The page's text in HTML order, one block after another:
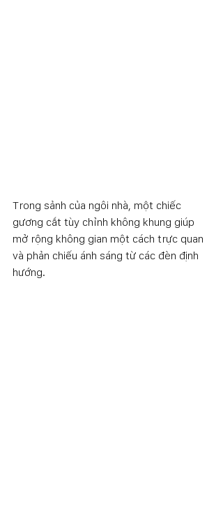
Trong sảnh của ngôi nhà, một chiếc
gương cắt tùy chỉnh không khung giúp
mở rộng không gian một cách trực quan
và phản chiếu ánh sáng từ các đèn định
hướng.